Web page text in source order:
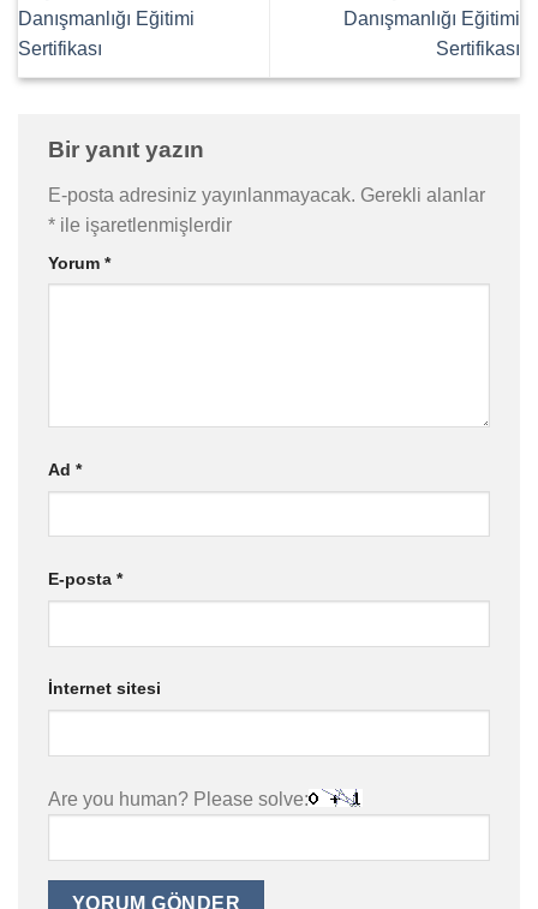
Danışmanlığı Eğitimi
Sertifikası
Danışmanlığı Eğitimi
Sertifikası
Bir yanıt yazın
E-posta adresiniz yayınlanmayacak. Gerekli alanlar
* ile işaretlenmişlerdir
Yorum *
Ad *
E-posta *
İnternet sitesi
Are you human? Please solve: